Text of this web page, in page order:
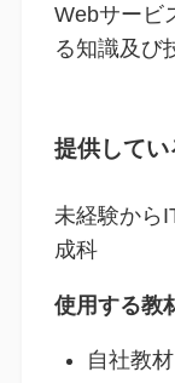
Webサービ
る知識及び
提供して
未経験から
成科
使用する教
自社教材